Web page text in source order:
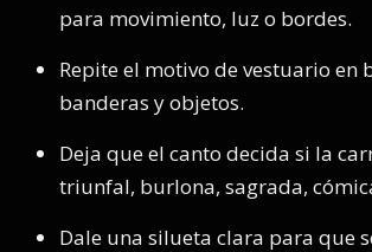
para movimiento, luz o bordes.
Repite el motivo de vestuario en
banderas y objetos.
Deja que el canto decida si la
triunfal, burlona, sagrada,
Dale una silueta clara para que